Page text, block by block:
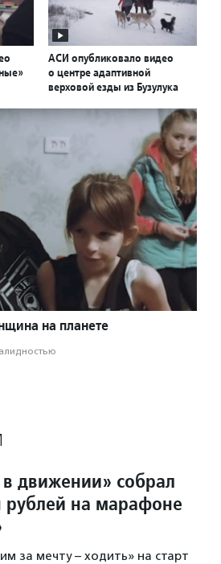
АСИ опубликовало видео
о центре адаптивной
верховой езды из Бузулука
на планете
движении» собрал
рублей на марафоне
за мечту – ходить» на старт